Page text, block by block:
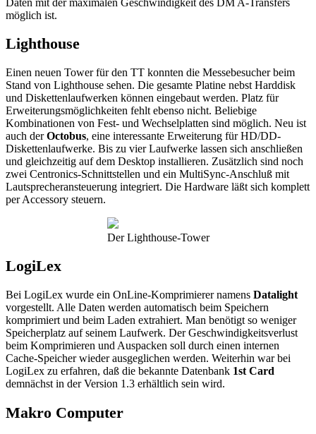
möglich ist.
Lighthouse
Einen neuen Tower für den TT konnten die Messebesucher beim
Stand von Lighthouse sehen. Die gesamte Platine nebst Harddisk
und Diskettenlaufwerken können eingebaut werden. Platz für
Erweiterungsmöglichkeiten fehlt ebenso nicht. Beliebige
Kombinationen von Fest- und Wechselplatten sind möglich. Neu ist
auch derOctobus, eine interessante Erweiterung für HD/DD-
Diskettenlaufwerke. Bis zu vier Laufwerke lassen sich anschließen
und gleichzeitig auf dem Desktop installieren. Zusätzlich sind noch
zwei Centronics-Schnittstellen und ein MultiSync-Anschluß mit
Lautsprecheransteuerung integriert. Die Hardware läßt sich komplett
per Accessory steuern.
Der Lighthouse-Tower
LogiLex
Bei LogiLex wurde ein OnLine-Komprimierer namens Datalight
vorgestellt. Alle Daten werden automatisch beim Speichern
komprimiert und beim Laden extrahiert. Man benötigt so weniger
Speicherplatz auf seinem Laufwerk. Der Geschwindigkeitsverlust
beim Komprimieren und Auspacken soll durch einen internen
Cache-Speicher wieder ausgeglichen werden. Weiterhin war bei
LogiLex zu erfahren, daß die bekannte Datenbank 1st Card
demnächst in der Version 1.3 erhältlich sein wird.
Makro Computer